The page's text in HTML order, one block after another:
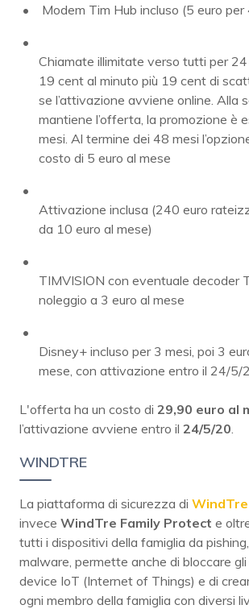
Modem Tim Hub incluso (5 euro per
Chiamate illimitate verso tutti per
19 cent al minuto più 19 cent di
se l’attivazione avviene online. Alla
mantiene l’offerta, la promozione è
mesi. Al termine dei 48 mesi
costo di 5 euro al mese
Attivazione inclusa (240 euro
da 10 euro al mese)
TIMVISION con eventuale decoder
noleggio a 3 euro al mese
Disney+ incluso per 3 mesi, poi 3
mese, con attivazione entro il 24/5/
L'offerta ha un costo di 29,90 euro al
l’attivazione avviene entro il 24/5/20
WINDTRE
La piattaforma di sicurezza di WindTre
invece WindTre Family Protect e
tutti i dispositivi della famiglia da
malware, permette anche di bloccare
device IoT (Internet of Things) e di
ogni membro della famiglia con diversi